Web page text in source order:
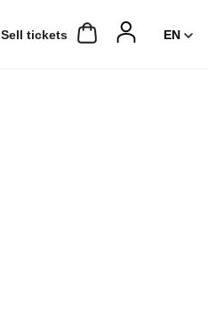
Sell ​​tickets